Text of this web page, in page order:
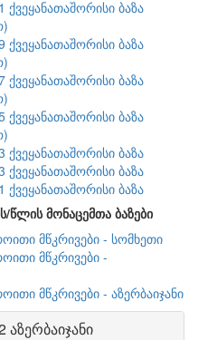
ქვეყანათაშორისი ბაზა
ქვეყანათაშორისი ბაზა
ქვეყანათაშორისი ბაზა
ქვეყანათაშორისი ბაზა
ქვეყანათაშორისი ბაზა
ქვეყანათაშორისი ბაზა
ქვეყანათაშორისი ბაზა
წლის მონაცემთა ბაზები
მწკრივები - სომხეთი
მწკრივები -
მწკრივები - აზერბაიჯანი
აზერბაიჯანი